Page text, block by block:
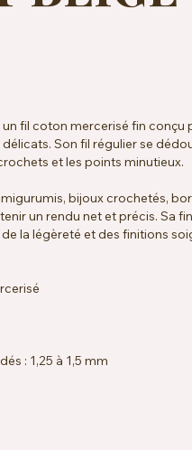
fil coton mercerisé fin conçu
Son fil régulier se
et les points minutieux.
bijoux crochetés,
un rendu net et précis. Sa
la légèreté et des finitions
: 1,25 à 1,5 mm
°C